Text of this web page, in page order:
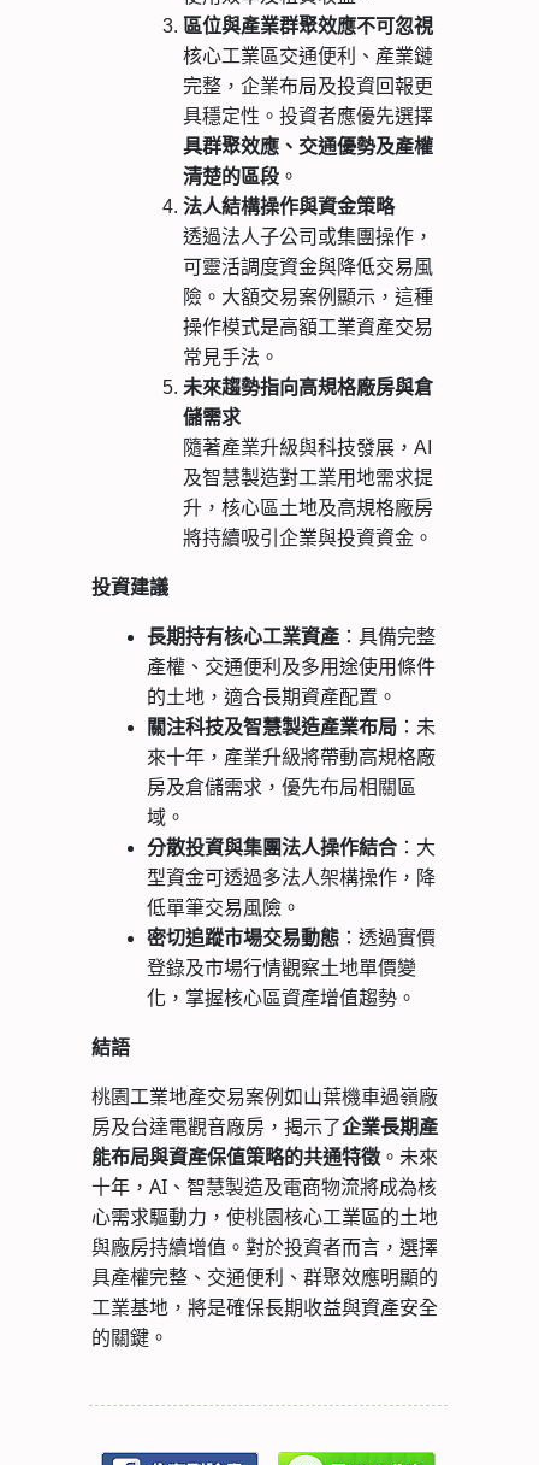
區位與產業群聚效應不可忽視
核心工業區交通便利、產業鏈
完整，企業布局及投資回報更
具穩定性。投資者應優先選擇
具群聚效應、交通優勢及產權
清楚的區段。
法人結構操作與資金策略
透過法人子公司或集團操作，
可靈活調度資金與降低交易風
險。大額交易案例顯示，這種
操作模式是高額工業資產交易
常見手法。
未來趨勢指向高規格廠房與倉
儲需求
隨著產業升級與科技發展，AI
及智慧製造對工業用地需求提
升，核心區土地及高規格廠房
將持續吸引企業與投資資金。
投資建議
長期持有核心工業資產：具備完整
產權、交通便利及多用途使用條件
的土地，適合長期資產配置。
關注科技及智慧製造產業布局：未
來十年，產業升級將帶動高規格廠
房及倉儲需求，優先布局相關區
域。
分散投資與集團法人操作結合：大
型資金可透過多法人架構操作，降
低單筆交易風險。
密切追蹤市場交易動態：透過實價
登錄及市場行情觀察土地單價變
化，掌握核心區資產增值趨勢。
結語
桃園工業地產交易案例如山葉機車過嶺廠
房及台達電觀音廠房，揭示了企業長期產
能布局與資產保值策略的共通特徵。未來
十年，AI、智慧製造及電商物流將成為核
心需求驅動力，使桃園核心工業區的土地
與廠房持續增值。對於投資者而言，選擇
具產權完整、交通便利、群聚效應明顯的
工業基地，將是確保長期收益與資產安全
的關鍵。